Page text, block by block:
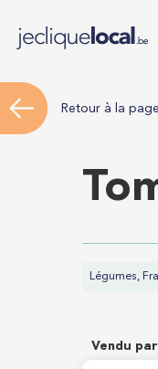
Retour à la
Légumes,
Vendu par